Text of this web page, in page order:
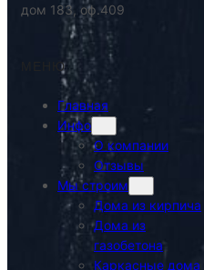
дом 183, оф.409
МЕНЮ
Главная
Инфо
О компании
Отзывы
Мы строим
Дома из кирпича
Дома из
газобетона
Каркасные дома